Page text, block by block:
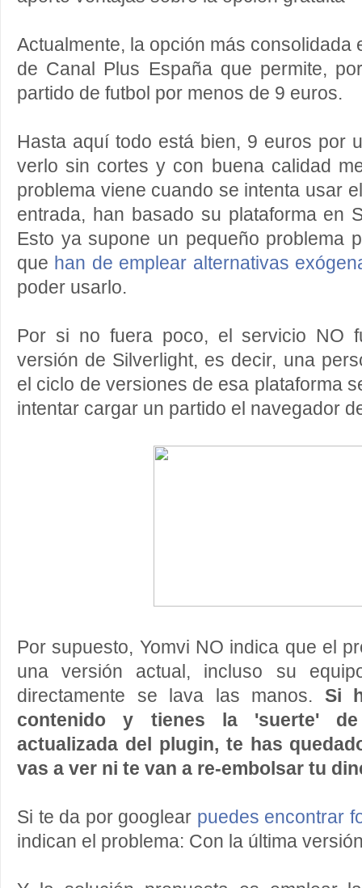
Actualmente, la opción más consolidada
de Canal Plus España que permite,
partido de futbol por menos de 9 euros.
Hasta aquí todo está bien, 9 euros por
verlo sin cortes y con buena calidad
problema viene cuando se intenta usar
entrada, han basado su plataforma en
Esto ya supone un pequeño problema
que han de emplear alternativas
poder usarlo.
Por si no fuera poco, el servicio NO
versión de Silverlight, es decir, una
el ciclo de versiones de esa plataforma
intentar cargar un partido el navegador
Por supuesto, Yomvi NO indica que el
una versión actual, incluso su
directamente se lava las manos. Si
contenido y tienes la 'suerte'
actualizada del plugin, te has
vas a ver ni te van a re-embolsar tu
Si te da por googlear puedes encontrar
indican el problema: Con la última